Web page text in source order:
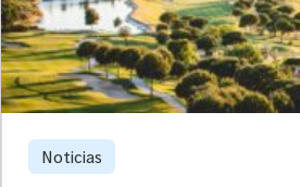
Noticias